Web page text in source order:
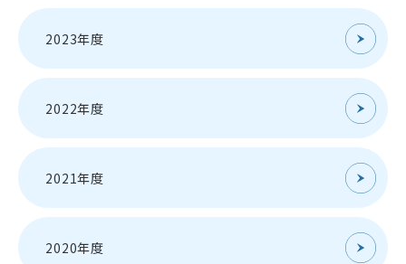
2023年度
2022年度
2021年度
2020年度